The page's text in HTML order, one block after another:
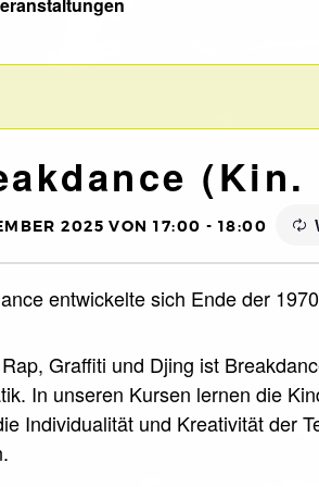
2025 VON 17:00 - 18:00
entwickelte sich Ende der
Graffiti und Djing ist
In unseren Kursen lernen die
Individualität und Kreativität der